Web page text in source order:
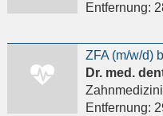
Entfernung:
ZFA (m/w/d)
Entfernung: